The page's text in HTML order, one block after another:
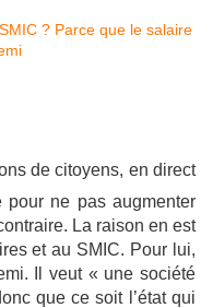
de citoyens, en direct
ne pas augmenter
La raison en est
et au SMIC. Pour lui,
Il veut « une société
que ce soit l’état qui